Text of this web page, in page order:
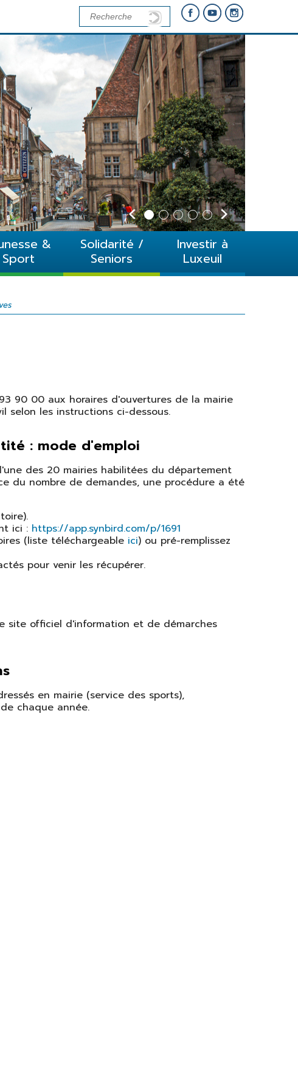
&
Sport
Solidarité /
Seniors
Investir à
Luxeuil
90 00 aux horaires d'ouvertures de la mairie
selon les instructions ci-dessous.
: mode d'emploi
des 20 mairies habilitées du département
du nombre de demandes, une procédure a été
ici : https://app.synbird.com/p/1691
(liste téléchargeable ici) ou pré-remplissez
pour venir les récupérer.
site officiel d'information et de démarches
en mairie (service des sports),
chaque année.